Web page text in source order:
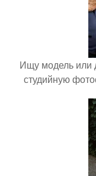
Ищу модель или
студийную